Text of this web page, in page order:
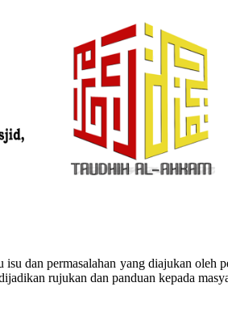
dan permasalahan yang diajukan oleh
rujukan dan panduan kepada